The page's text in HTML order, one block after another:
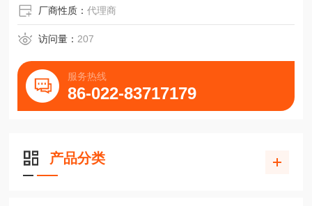
厂商性质：代理商
访问量： 207
服务热线
86-022-83717179
产品分类